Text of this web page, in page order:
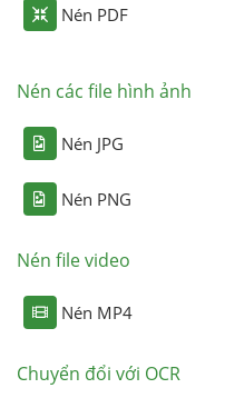
Nén PDF
Nén các file hình ảnh
Nén JPG
Nén PNG
Nén file video
Nén MP4
Chuyển đổi với OCR